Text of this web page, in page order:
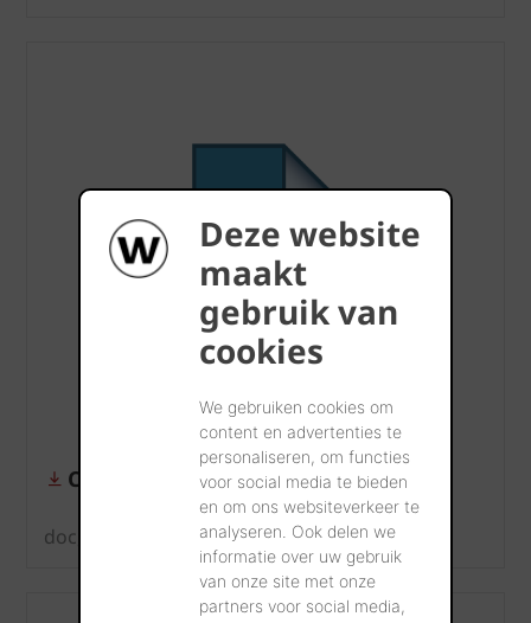
Deze website
maakt
gebruik van
cookies
We gebruiken cookies om
content en advertenties te
personaliseren, om functies
voor social media te bieden
en om ons websiteverkeer te
analyseren. Ook delen we
informatie over uw gebruik
van onze site met onze
partners voor social media,
Cahier des charges : Tuile Harmonie
doc, 116 KB